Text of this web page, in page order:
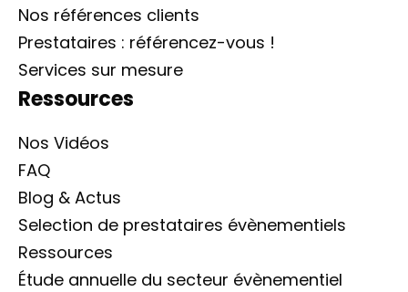
Nos références clients
Prestataires : référencez-vous !
Services sur mesure
Ressources
Nos Vidéos
FAQ
Blog & Actus
Selection de prestataires évènementiels
Ressources
Étude annuelle du secteur évènementiel